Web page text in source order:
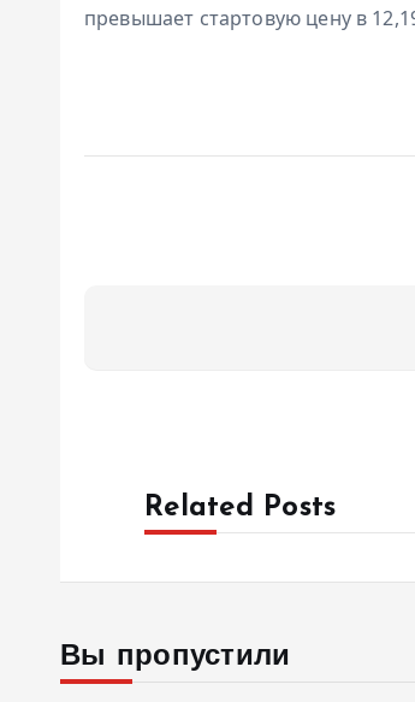
превышает стартовую цену в
Related Posts
Вы пропустили